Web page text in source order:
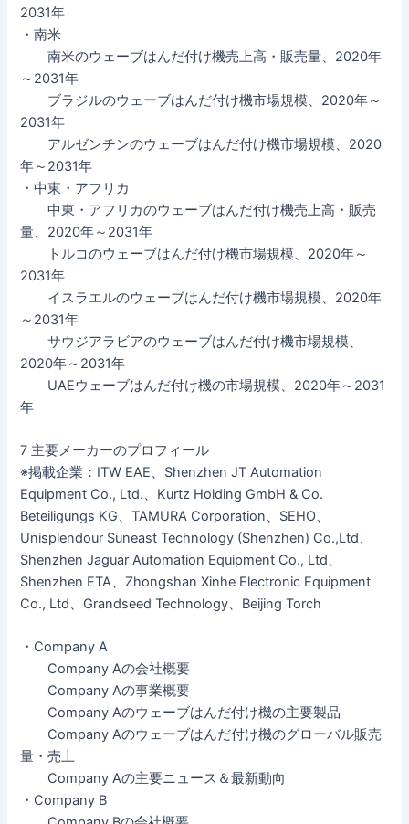
2031年
・南米
南米のウェーブはんだ付け機売上高・販売量、2020年
～2031年
ブラジルのウェーブはんだ付け機市場規模、2020年～
2031年
アルゼンチンのウェーブはんだ付け機市場規模、2020
年～2031年
・中東・アフリカ
中東・アフリカのウェーブはんだ付け機売上高・販売
量、2020年～2031年
トルコのウェーブはんだ付け機市場規模、2020年～
2031年
イスラエルのウェーブはんだ付け機市場規模、2020年
～2031年
サウジアラビアのウェーブはんだ付け機市場規模、
2020年～2031年
UAEウェーブはんだ付け機の市場規模、2020年～2031
年
7 主要メーカーのプロフィール
※掲載企業：ITW EAE、Shenzhen JT Automation
Equipment Co., Ltd.、Kurtz Holding GmbH & Co.
Beteiligungs KG、TAMURA Corporation、SEHO、
Unisplendour Suneast Technology (Shenzhen) Co.,Ltd、
Shenzhen Jaguar Automation Equipment Co., Ltd、
Shenzhen ETA、Zhongshan Xinhe Electronic Equipment
Co., Ltd、Grandseed Technology、Beijing Torch
・Company A
Company Aの会社概要
Company Aの事業概要
Company Aのウェーブはんだ付け機の主要製品
Company Aのウェーブはんだ付け機のグローバル販売
量・売上
Company Aの主要ニュース＆最新動向
・Company B